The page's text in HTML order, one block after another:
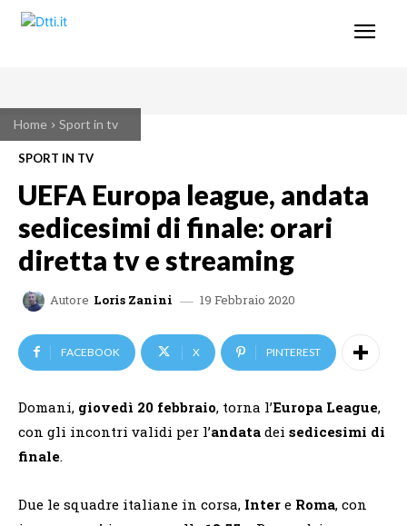
Home Sport in tv
SPORT IN TV
UEFA Europa league, andata
sedicesimi di finale: orari
diretta tv e streaming
Autore Loris Zanini 19 Febbraio 2020
FACEBOOK X PINTEREST
Domani, giovedì 20 febbraio, torna l’Europa League,
con gli incontri validi per l’andata dei sedicesimi di
finale.
Due le squadre italiane in corsa, Inter e Roma, con